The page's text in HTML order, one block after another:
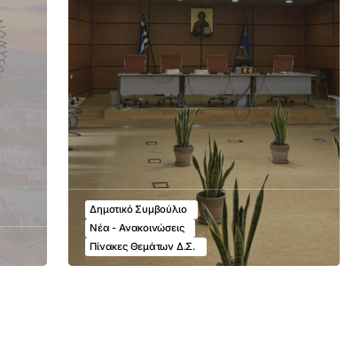
Δημοτικό Συμβούλιο
Νέα - Ανακοινώσεις
Πίνακες Θεμάτων Δ.Σ.